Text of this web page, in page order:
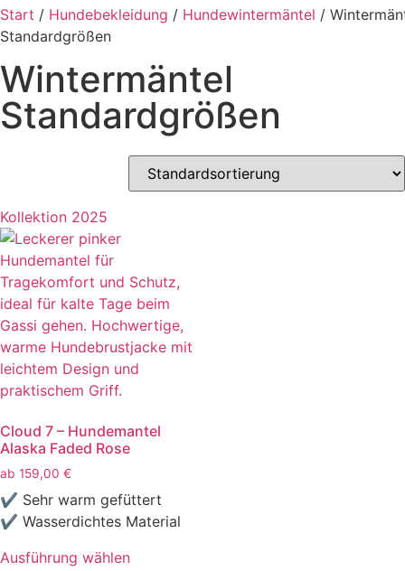
Start / Hundebekleidung / Hundewintermäntel /
Standardgrößen
Wintermäntel
Standardgrößen
Kollektion 2025
Cloud 7 – Hundemantel
Alaska Faded Rose
ab 159,00 €
✔ Sehr warm gefüttert
✔ Wasserdichtes Material
Ausführung wählen